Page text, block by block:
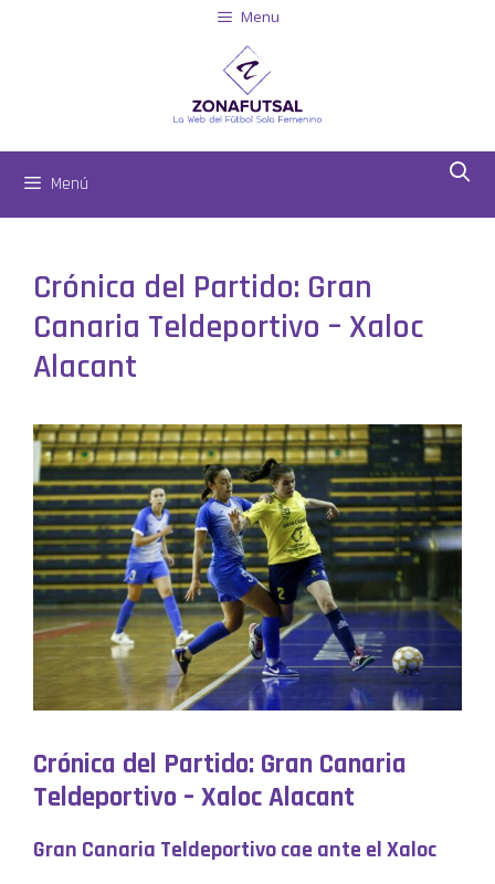
Menu
Menú
Crónica del Partido: Gran
Canaria Teldeportivo – Xaloc
Alacant
Crónica del Partido: Gran Canaria
Teldeportivo – Xaloc Alacant
Gran Canaria Teldeportivo cae ante el Xaloc